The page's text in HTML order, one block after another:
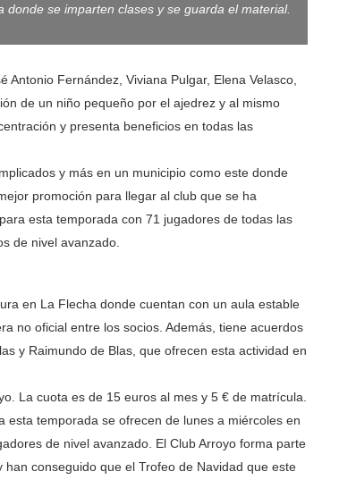
se imparten clases y se guarda el material.
Fernández, Viviana Pulgar, Elena Velasco,
de un niño pequeño por el ajedrez y al mismo
y presenta beneficios en todas las
y más en un municipio como este donde
promoción para llegar al club que se ha
esta temporada con 71 jugadores de todas las
de nivel avanzado.
en La Flecha donde cuentan con un aula estable
no oficial entre los socios. Además, tiene acuerdos
y Raimundo de Blas, que ofrecen esta actividad en
La cuota es de 15 euros al mes y 5 € de matrícula.
esta temporada se ofrecen de lunes a miércoles en
de nivel avanzado. El Club Arroyo forma parte
conseguido que el Trofeo de Navidad que este